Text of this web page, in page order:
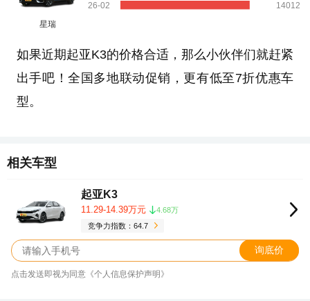
星瑞
26-02
14012
如果近期起亚K3的价格合适，那么小伙伴们就赶紧
出手吧！全国多地联动促销，更有低至7折优惠车
型。
相关车型
起亚K3
11.29-14.39万元
4.68万
竞争力指数：64.7
询底价
点击发送即视为同意《个人信息保护声明》